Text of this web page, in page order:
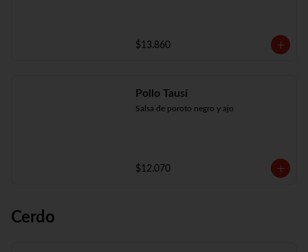
$13.860
Pollo Tausí
Salsa de poroto negro y ajo
$12.070
Cerdo